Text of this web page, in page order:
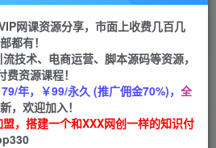
APP下载
GO
正文
多机操作，日赚300【揭秘】
网课资源分享，市面上收费几百几
都有！
技术、电商运营、脚本源码等资源，
资源课程！
79/年，￥99/永久 (推广佣金70%)， 全
，欢迎加入！
，搭建一个和XXX网创一样的知识付